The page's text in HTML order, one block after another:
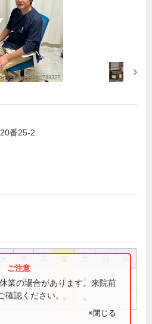
番25-2
祝
● ● ●
● ●
業の場合があります。来院前
認ください。
×閉じる